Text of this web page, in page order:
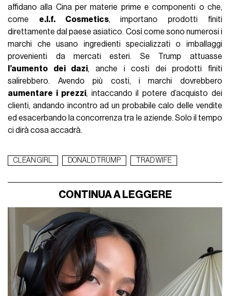
affidano alla Cina per materie prime e componenti o che,
come e.l.f. Cosmetics, importano prodotti finiti
direttamente dal paese asiatico. Così come sono numerosi i
marchi che usano ingredienti specializzati o imballaggi
provenienti da mercati esteri. Se Trump attuasse
l’aumento dei dazi, anche i costi dei prodotti finiti
salirebbero. Avendo più costi, i marchi dovrebbero
aumentare i prezzi, intaccando il potere d’acquisto dei
clienti, andando incontro ad un probabile calo delle vendite
ed esacerbando la concorrenza tra le aziende. Solo il tempo
ci dirà cosa accadrà.
CLEAN GIRL DONALD TRUMP TRAD WIFE
CONTINUA A LEGGERE